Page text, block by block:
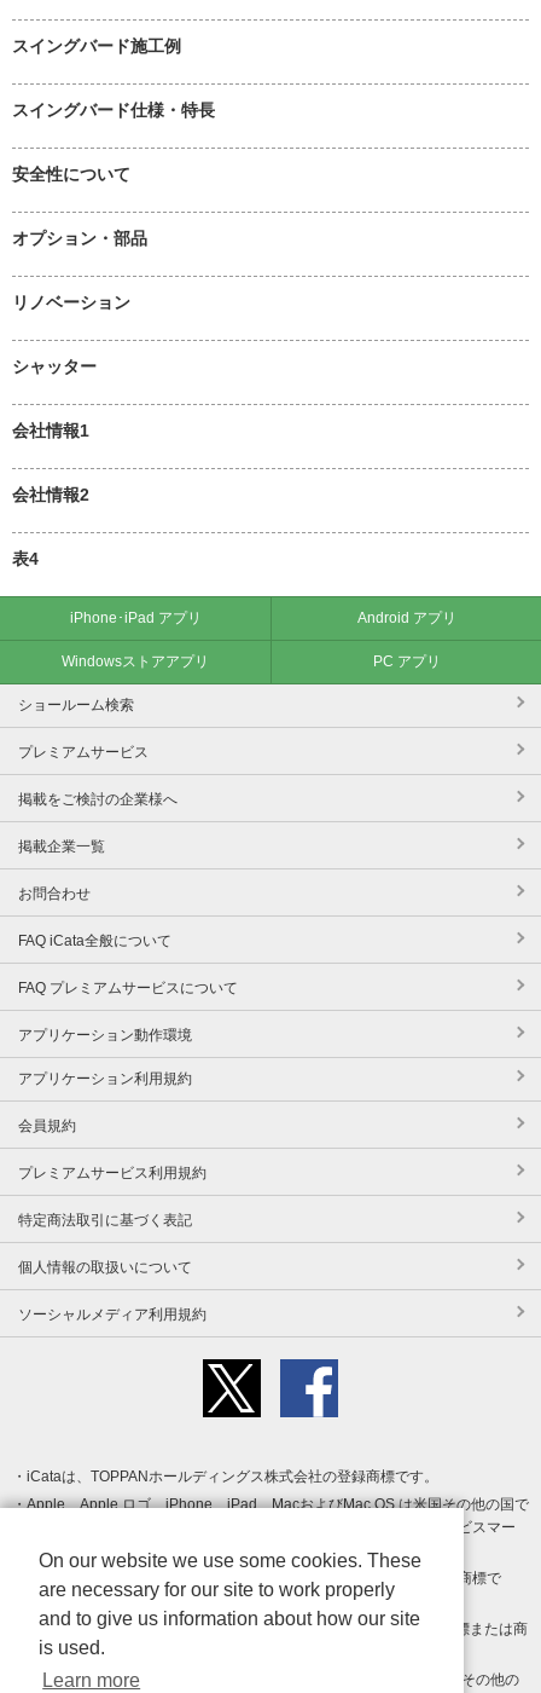
スイングバード施工例
スイングバード仕様・特長
安全性について
オプション・部品
リノベーション
シャッター
会社情報1
会社情報2
表4
iPhone･iPad アプリ Android アプリ
Windowsストアアプリ PC アプリ
ショールーム検索
プレミアムサービス
掲載をご検討の企業様へ
掲載企業一覧
お問合わせ
FAQ iCata全般について
FAQ プレミアムサービスについて
アプリケーション動作環境
アプリケーション利用規約
会員規約
プレミアムサービス利用規約
特定商法取引に基づく表記
個人情報の取扱いについて
ソーシャルメディア利用規約
iCataは、TOPPANホールディングス株式会社の登録商標です。
Apple、Apple ロゴ、iPhone、iPad、MacおよびMac OS は米国その他の国で
登録された Apple Inc. の商標です。App Store は Apple Inc. のサービスマー
クです。
Android、Google Play および Google Play ロゴ は Google LLC の商標で
す。
Windows は Microsoft Inc.の米国およびその他の国における登録商標または商
標です。
Adobe、Adobe Reader、Adobe PDF は、Adobe Inc.の米国およびその他の
On our website we use some cookies. These
are necessary for our site to work properly
and to give us information about how our site
is used.
Learn more